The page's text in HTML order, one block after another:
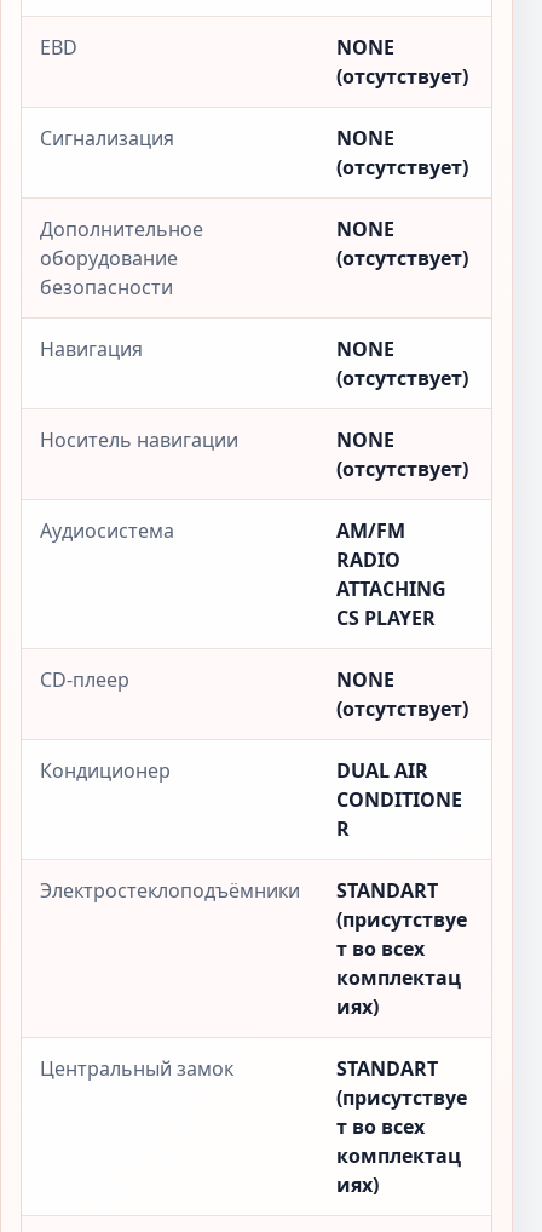
EBD
NONE
(отсутствует)
Сигнализация
NONE
(отсутствует)
Дополнительное
оборудование
безопасности
NONE
(отсутствует)
Навигация
NONE
(отсутствует)
Носитель навигации
NONE
(отсутствует)
Аудиосистема
AM/FM
RADIO
ATTACHING
CS PLAYER
CD-плеер
NONE
(отсутствует)
Кондиционер
DUAL AIR
CONDITIONE
R
Электростеклоподъёмники
STANDART
(присутствуе
т во всех
комплектац
иях)
Центральный замок
STANDART
(присутствуе
т во всех
комплектац
иях)